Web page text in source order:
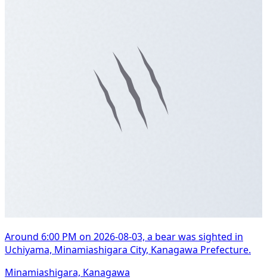
Around 6:00 PM on 2026-08-03, a bear was sighted in
Uchiyama, Minamiashigara City, Kanagawa Prefecture.
Minamiashigara, Kanagawa